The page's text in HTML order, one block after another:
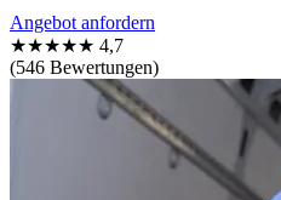
Angebot anfordern
★★★★★ 4,7
(546 Bewertungen)